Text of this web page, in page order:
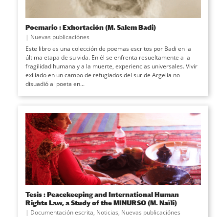
Poemario : Exhortación (M. Salem Badi)
| Nuevas publicaciónes
Este libro es una colección de poemas escritos por Badi en la
última etapa de su vida. En él se enfrenta resueltamente a la
fragilidad humana y a la muerte, experiencias universales. Vivir
exiliado en un campo de refugiados del sur de Argelia no
disuadió al poeta en...
Tesis : Peacekeeping and International Human
Rights Law, a Study of the MINURSO (M. Naïli)
| Documentación escrita, Noticias, Nuevas publicaciónes